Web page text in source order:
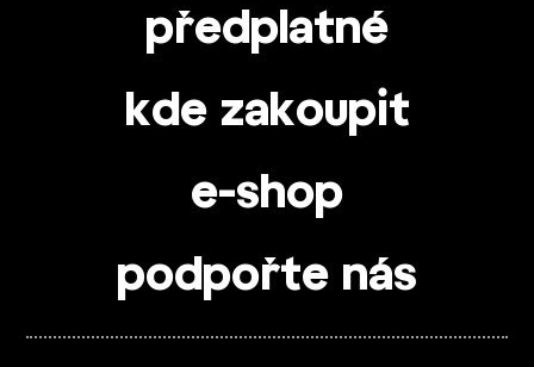
předplatné
kde zakoupit
e-shop
podpořte nás